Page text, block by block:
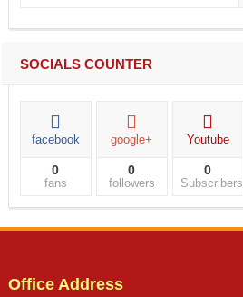
SOCIALS COUNTER
facebook
0
fans
google+
0
followers
Youtube
0
Subscribers
Office Address